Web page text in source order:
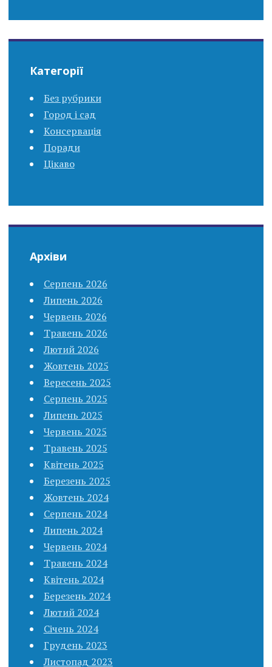
Категорії
Без рубрики
Город і сад
Консервація
Поради
Цікаво
Архіви
Серпень 2026
Липень 2026
Червень 2026
Травень 2026
Лютий 2026
Жовтень 2025
Вересень 2025
Серпень 2025
Липень 2025
Червень 2025
Травень 2025
Квітень 2025
Березень 2025
Жовтень 2024
Серпень 2024
Липень 2024
Червень 2024
Травень 2024
Квітень 2024
Березень 2024
Лютий 2024
Січень 2024
Грудень 2023
Листопад 2023